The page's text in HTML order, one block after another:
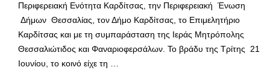
Περιφερειακή Ενότητα Καρδίτσας, την Περιφερειακή Ένωση
Δήμων Θεσσαλίας, τον Δήμο Καρδίτσας, το Επιμελητήριο
Καρδίτσας και με τη συμπαράσταση της Ιεράς Μητρόπολης
Θεσσαλιώτιδος και Φαναριοφερσάλων. Το βράδυ της Τρίτης 21
Ιουνίου, το κοινό είχε τη …